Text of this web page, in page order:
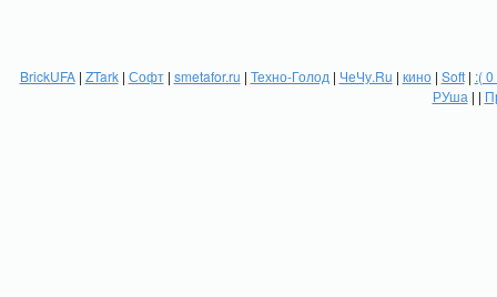
BrickUFA| ZTark| Софт| smetafor.ru | Техно-Голод | ЧеЧу.Ru | кино| Soft| :(
РУша | |